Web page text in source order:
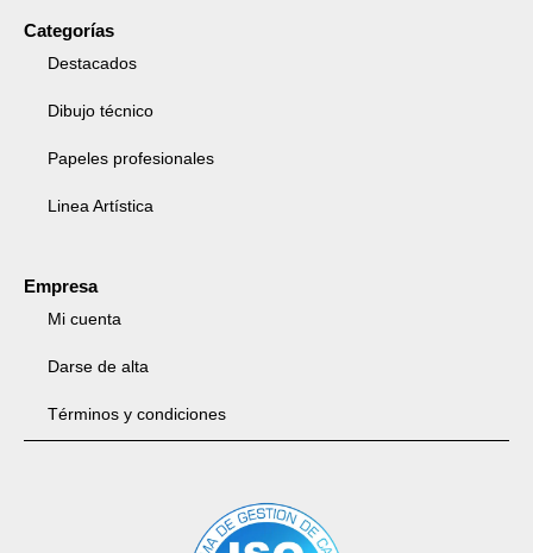
Categorías
Destacados
Dibujo técnico
Papeles profesionales
Linea Artística
Empresa
Mi cuenta
Darse de alta
Términos y condiciones